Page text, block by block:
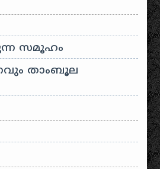
സമൂഹം
താംബൂല